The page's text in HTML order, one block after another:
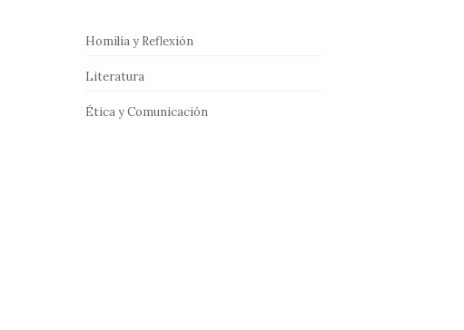
Homilía y Reflexión
Literatura
Ética y Comunicación